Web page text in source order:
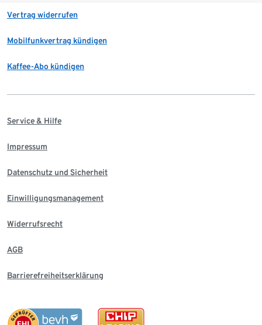
Vertrag widerrufen
Mobilfunkvertrag kündigen
Kaffee-Abo kündigen
Service & Hilfe
Impressum
Datenschutz und Sicherheit
Einwilligungsmanagement
Widerrufsrecht
AGB
Barrierefreiheitserklärung